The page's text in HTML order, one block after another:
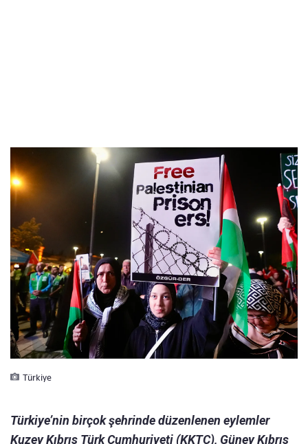
Türkiye
Türkiye’nin birçok şehrinde düzenlenen eylemler
Kuzey Kıbrıs Türk Cumhuriyeti (KKTC), Güney Kıbrıs